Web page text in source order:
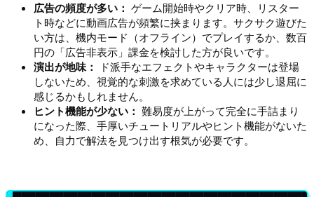
広告の頻度が多い： ゲーム開始時やクリア時、リスター
ト時などに動画広告が頻繁に挟まります。サクサク遊びた
い方は、機内モード（オフライン）でプレイするか、数百
円の「広告非表示」課金を検討した方が良いです。
演出が地味：
ド派手なエフェクトやキャラクターは登場
しないため、視覚的な刺激を求めている人には少し退屈に
感じるかもしれません。
ヒント機能が少ない： 難易度が上がって完全に手詰まり
になった際、手厚いチュートリアルやヒント機能がないた
め、自力で解法を見つけ出す根気が必要です。